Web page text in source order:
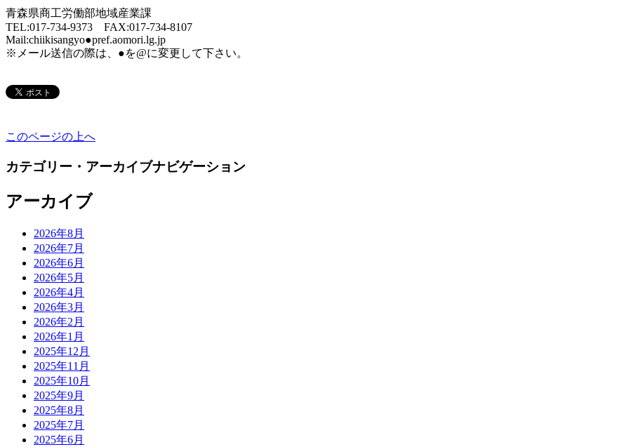
青森県商工労働部地域産業課
TEL:017-734-9373 FAX:017-734-8107
Mail:chiikisangyo●pref.aomori.lg.jp
※メール送信の際は、●を@に変更して下さい。
このページの上へ
カテゴリー・アーカイブナビゲーション
アーカイブ
2026年8月
2026年7月
2026年6月
2026年5月
2026年4月
2026年3月
2026年2月
2026年1月
2025年12月
2025年11月
2025年10月
2025年9月
2025年8月
2025年7月
2025年6月